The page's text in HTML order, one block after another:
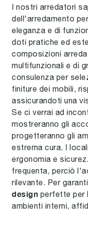
I nostri arredatori
dell'arredamento
eleganza e di
doti pratiche ed
composizioni
multifunzionali e di
consulenza per
finiture dei mobili,
assicurandoti una
Se ci verrai ad
mostreranno gli
progetteranno gli
estrema cura. I
ergonomia e
frequenta, perciò
rilevante. Per
design perfette per
ambienti interni,